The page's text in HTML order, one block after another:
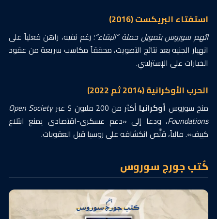
استفتاء البريكست (2016)
اتُّهم سوروس بتمويل حملة “البقاء”؛ رغم نفيه، راهن فعلياً على
انهيار الجنيه بعد نتائج التصويت، محققاً مكاسب سريعة من عقود
الخيارات على الإسترليني.
الحرب الأوكرانية (2014 ثم 2022)
منحَ سوروس أوكرانيا أكثر من 200 مليون $ عبر
Open Society
Foundations، ودعا إلى «دعم عسكري-اقتصادي يمنع ابتلاع
كييف». مالياً، قلَّص انكشافه على روسيا قبل العقوبات.
كُتب جورج سوروس